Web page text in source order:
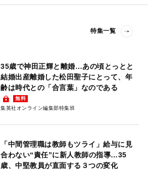
特集一覧
35歳で神田正輝と離婚…あの頃とっとと
結婚出産離婚した松田聖子にとって、年
齢は時代との「合言葉」なのである
無料
集英社オンライン編集部特集班
「中間管理職は教師もツライ」給与に見
合わない“責任”に新人教師の指導…35
歳、中堅教員が直面する３つの変化